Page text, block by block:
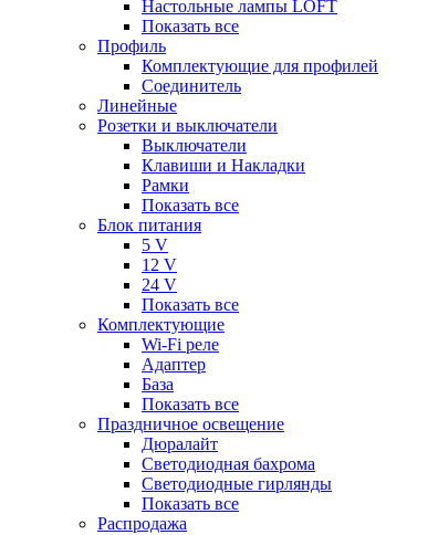
Настольные лампы LOFT
Показать все
Профиль
Комплектующие для профилей
Соединитель
Линейные
Розетки и выключатели
Выключатели
Клавиши и Накладки
Рамки
Показать все
Блок питания
5 V
12 V
24 V
Показать все
Комплектующие
Wi-Fi реле
Адаптер
База
Показать все
Праздничное освещение
Дюралайт
Светодиодная бахрома
Светодиодные гирлянды
Показать все
Распродажа